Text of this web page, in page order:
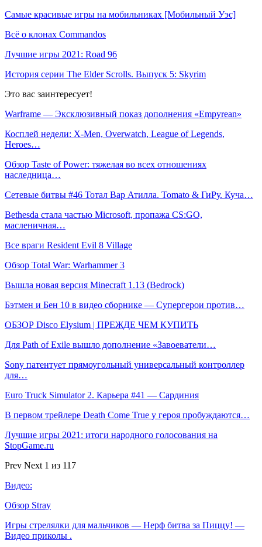
Самые красивые игры на мобильниках [Мобильный Уэс]
Всё о клонах Commandos
Лучшие игры 2021: Road 96
История серии The Elder Scrolls. Выпуск 5: Skyrim
Это вас заинтересует!
Warframe — Эксклюзивный показ дополнения «Empyrean»
Косплей недели: X-Men, Overwatch, League of Legends,
Heroes…
Обзор Taste of Power: тяжелая во всех отношениях
наследница…
Сетевые битвы #46 Тотал Вар Атилла. Tomato & ГиРу. Куча…
Bethesda стала частью Microsoft, пропажа CS:GO,
масленичная…
Все враги Resident Evil 8 Village
Обзор Total War: Warhammer 3
Вышла новая версия Minecraft 1.13 (Bedrock)
Бэтмен и Бен 10 в видео сборнике — Супергерои против…
ОБЗОР Disco Elysium | ПРЕЖДЕ ЧЕМ КУПИТЬ
Для Path of Exile вышло дополнение «Завоеватели…
Sony патентует прямоугольный универсальный контроллер
для…
Euro Truck Simulator 2. Карьера #41 — Сардиния
В первом трейлере Death Come True у героя пробуждаются…
Лучшие игры 2021: итоги народного голосования на
StopGame.ru
Prev Next 1 из 117
Видео:
Обзор Stray
Игры стрелялки для мальчиков — Нерф битва за Пиццу! —
Видео приколы .